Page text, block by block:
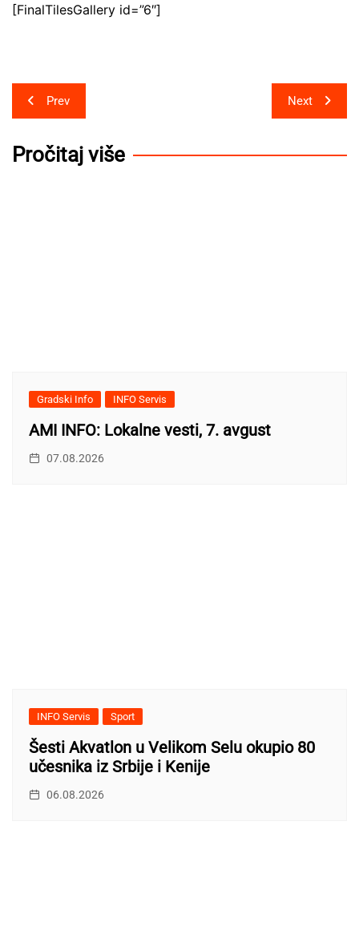
[FinalTilesGallery id=”6″]
Post
navigation
Prev Next
Pročitaj više
Gradski Info INFO Servis
AMI INFO: Lokalne vesti, 7. avgust
07.08.2026
INFO Servis Sport
Šesti Akvatlon u Velikom Selu okupio 80
učesnika iz Srbije i Kenije
06.08.2026